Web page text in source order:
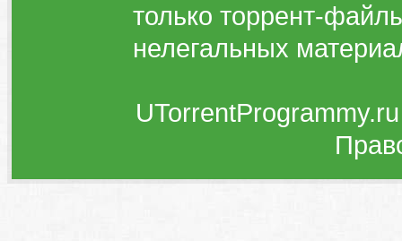
только торрент-
нелегальных
UTorrentProgrammy.ru